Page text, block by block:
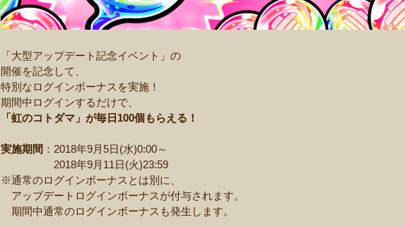
「大型アップデート記念イベント」の
開催を記念して、
特別なログインボーナスを実施！
期間中ログインするだけで、
「虹のコトダマ」が毎日100個もらえる！
実施期間 ：2018年9月5日(水)0:00～
2018年9月11日(火)23:59
※通常のログインボーナスとは別に、
アップデートログインボーナスが付与されます。
期間中通常のログインボーナスも発生します。